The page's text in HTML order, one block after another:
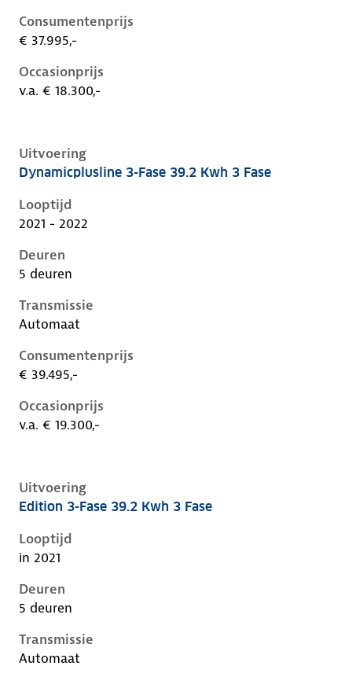
Consumentenprijs
€ 37.995,-
Occasionprijs
v.a. € 18.300,-
Uitvoering
Kia Niro i-de-1e-facelift, 39.2 kwh 3 fase, 100 kW,
Dynamicplusline 3-Fase 39.2 Kwh 3 Fase
Looptijd
2021 - 2022
Deuren
5 deuren
Transmissie
Automaat
Consumentenprijs
€ 39.495,-
Occasionprijs
v.a. € 19.300,-
Uitvoering
Kia Niro i-de-1e-facelift, 39.2 kwh 3 fase, 100 kW,
Edition 3-Fase 39.2 Kwh 3 Fase
Looptijd
in 2021
Deuren
5 deuren
Transmissie
Automaat